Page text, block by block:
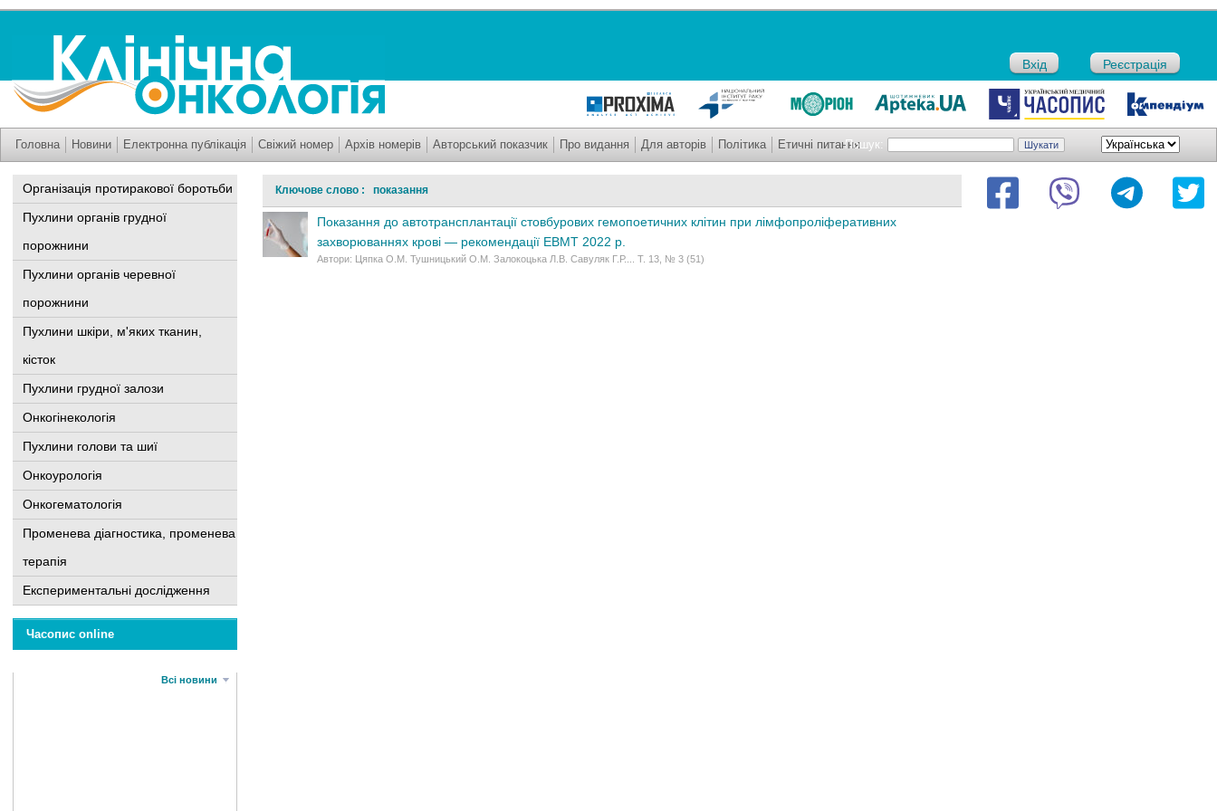
Вхід Реєстрація
Пошук:
Головна Новини Електронна публікація Свіжий номер Архів номерів Авторський показчик Про видання Для авторів Політика Етичні питання
Організація протиракової боротьби
Пухлини органів грудної
порожнини
Пухлини органів черевної
порожнини
Пухлини шкіри, м'яких тканин,
кісток
Пухлини грудної залози
Онкогінекологія
Пухлини голови та шиї
Онкоурологія
Онкогематологія
Променева діагностика, променева
терапія
Експериментальні дослідження
Часопис online
Всі новини
Ключове слово : показання
Показання до автотрансплантації стовбурових гемопоетичних клітин при лімфопроліферативних
захворюваннях крові — рекомендації EBMT 2022 р.
Автори: Цяпка О.М. Тушницький О.М. Залокоцька Л.В. Савуляк Г.Р.... Т. 13, № 3 (51)